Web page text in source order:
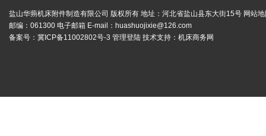
盐山华蒴机床附件制造有限公司 版权所有 地址：河北省盐山县东大街15号 网站
邮编：061300 电子邮箱 E-mail： huashuojixie@126.com
备案号： 冀ICP备11002802号-3 管理登陆 技术支持： 机床商务网